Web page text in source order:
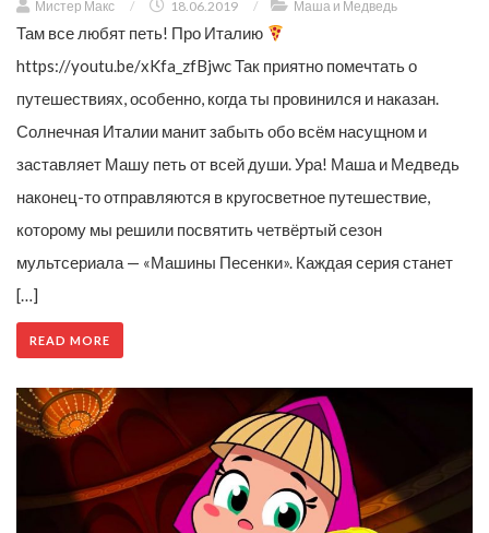
Мистер Макс / 18.06.2019 / Маша и Медведь
Там все любят петь! Про Италию
https://youtu.be/xKfa_zfBjwc Так приятно помечтать о
путешествиях, особенно, когда ты провинился и наказан.
Солнечная Италии манит забыть обо всём насущном и
заставляет Машу петь от всей души. Ура! Маша и Медведь
наконец-то отправляются в кругосветное путешествие,
которому мы решили посвятить четвёртый сезон
мультсериала — «Машины Песенки». Каждая серия станет
[…]
READ MORE